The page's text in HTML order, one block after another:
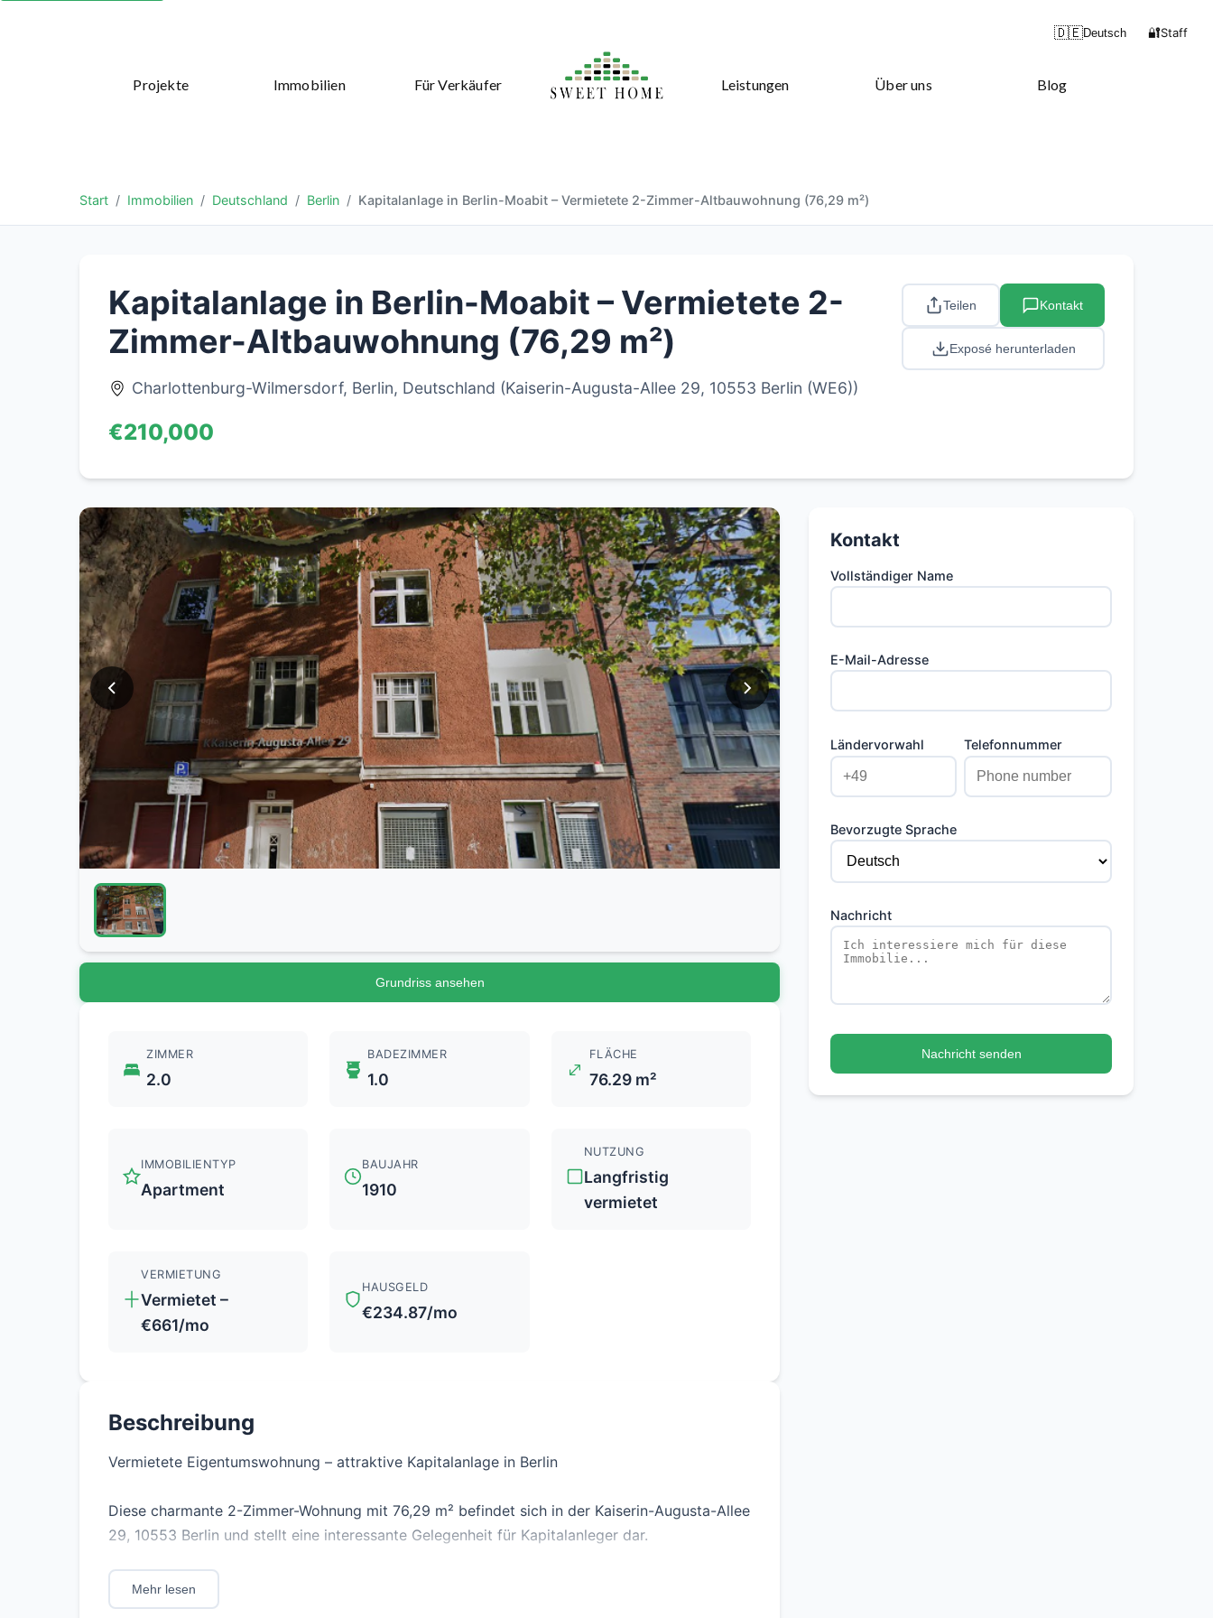
Projekte Immobilien Für Verkäufer Leistungen Über uns Blog
🇩🇪Deutsch 🔐Staff
Start Immobilien Deutschland Berlin Kapitalanlage in Berlin-Moabit – Vermietete 2-Zimmer-Altbauwohnung (76,29 m²)
Kapitalanlage in Berlin-Moabit – Vermietete 2-
Zimmer-Altbauwohnung (76,29 m²)
Charlottenburg-Wilmersdorf, Berlin, Deutschland (Kaiserin-Augusta-Allee 29, 10553 Berlin (WE6))
€210,000
Teilen Kontakt
Exposé herunterladen
Grundriss ansehen
ZIMMER
2.0
BADEZIMMER
1.0
FLÄCHE
76.29 m²
IMMOBILIENTYP
Apartment
BAUJAHR
1910
NUTZUNG
Langfristig
vermietet
VERMIETUNG
Vermietet –
€661/mo
HAUSGELD
€234.87/mo
Beschreibung
Vermietete Eigentumswohnung – attraktive Kapitalanlage in Berlin
Diese charmante 2-Zimmer-Wohnung mit 76,29 m² befindet sich in der Kaiserin-Augusta-Allee
29, 10553 Berlin und stellt eine interessante Gelegenheit für Kapitalanleger dar.
Die Wohnung ist vermietet und eignet sich daher ideal als langfristige Kapitalanlage mit
sofortigen Mieteinnahmen. Die aktuelle Nettokaltmiete beträgt 661 € pro Monat.
Mehr lesen
Kontakt
Vollständiger Name
E-Mail-Adresse
Ländervorwahl Telefonnummer
Bevorzugte Sprache
Nachricht
Nachricht senden